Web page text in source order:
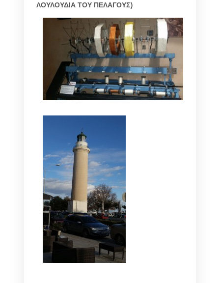
ΛΟΥΛΟΥΔΙΑ ΤΟΥ ΠΕΛΑΓΟΥΣ)